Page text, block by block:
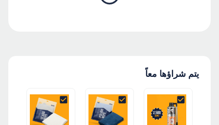
يتم شراؤها معاً